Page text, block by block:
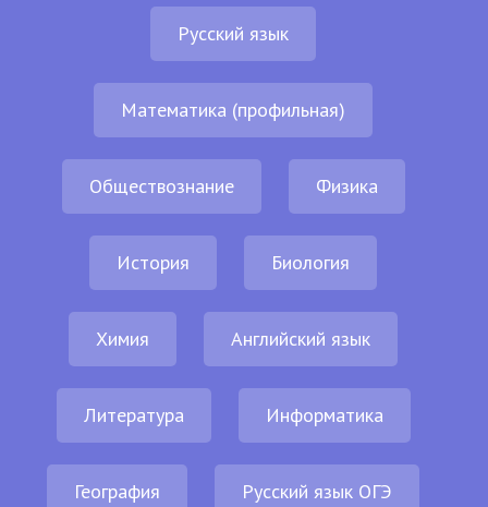
Русский язык
Математика (профильная)
Обществознание Физика
История Биология
Химия Английский язык
Литература Информатика
География Русский язык ОГЭ